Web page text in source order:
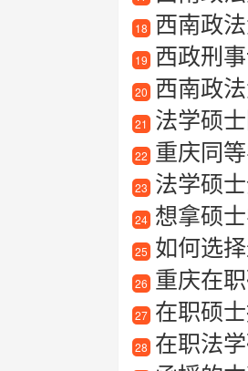
18 西南政
19 西政刑
20 西南政
21 法学硕
22 重庆同
23 法学硕
24 想拿硕
25 如何选择
26 重庆在
27 在职硕
28 在职法